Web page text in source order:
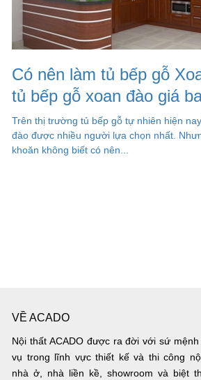
Có nên làm tủ bếp gỗ
tủ bếp gỗ xoan đào giá
Trên thị trường tủ bếp gỗ tự nhiên hiện
đào được nhiều người lựa chọn nhất.
khoăn không biết có nên...
VỀ ACADO
Nội thất ACADO được ra đời với sứ
vụ trong lĩnh vực thiết kế và thi công
nhà ở, nhà liền kề, showroom và biệt